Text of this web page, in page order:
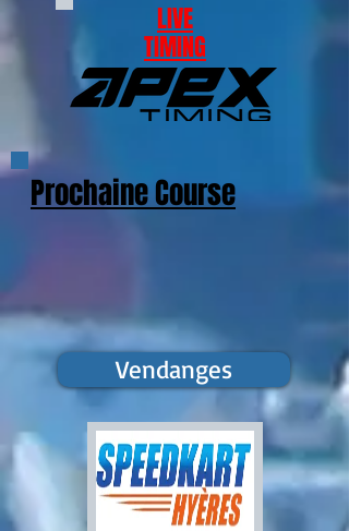
LIVE
TIMING
Prochaine Course
Vendanges